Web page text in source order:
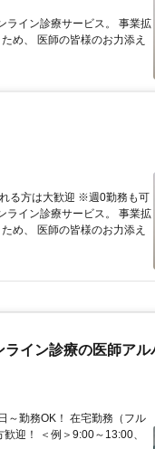
ライン診療サービス。 事業拡
め、 医師の皆様のお力添え
る方は大歓迎 ※週0勤務も可
ライン診療サービス。 事業拡
め、 医師の皆様のお力添え
ライン診療の医師アル
～勤務OK！ 在宅勤務（フル
迎！ ＜例＞9:00～13:00、